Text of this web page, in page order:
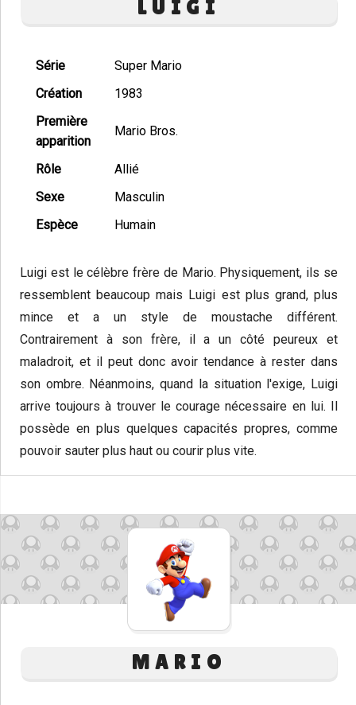
LUIGI
Série
Super Mario
Création
1983
Première
apparition
Mario Bros.
Rôle
Allié
Sexe
Masculin
Espèce
Humain
Luigi est le célèbre frère de Mario. Physiquement, ils se
ressemblent beaucoup mais Luigi est plus grand, plus
mince et a un style de moustache différent.
Contrairement à son frère, il a un côté peureux et
maladroit, et il peut donc avoir tendance à rester dans
son ombre. Néanmoins, quand la situation l'exige, Luigi
arrive toujours à trouver le courage nécessaire en lui. Il
possède en plus quelques capacités propres, comme
pouvoir sauter plus haut ou courir plus vite.
MARIO